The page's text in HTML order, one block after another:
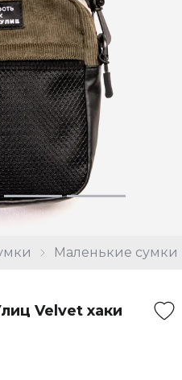
Маленькие сумки
Velvet хаки